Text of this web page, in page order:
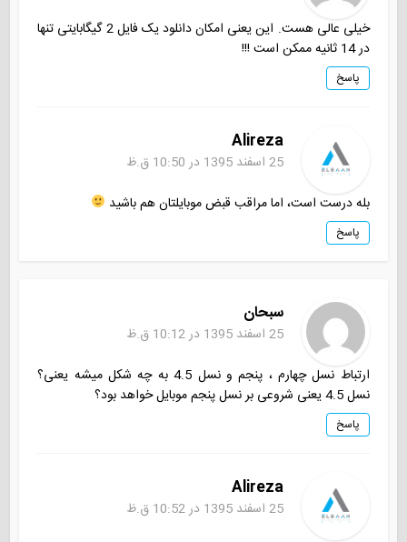
خیلی عالی هست. این یعنی امکان دانلود یک فایل 2 گیگابایتی تنها
در 14 ثانیه ممکن است !!!
پاسخ
Alireza
25 اسفند 1395 در 10:50 ق.ظ
بله درست است، اما مراقب قبض موبایلتان هم باشید
پاسخ
سبحان
25 اسفند 1395 در 10:12 ق.ظ
ارتباط نسل چهارم ، پنجم و نسل 4.5 به چه شکل میشه یعنی؟
نسل 4.5 یعنی شروعی بر نسل پنجم موبایل خواهد بود؟
پاسخ
Alireza
25 اسفند 1395 در 10:52 ق.ظ